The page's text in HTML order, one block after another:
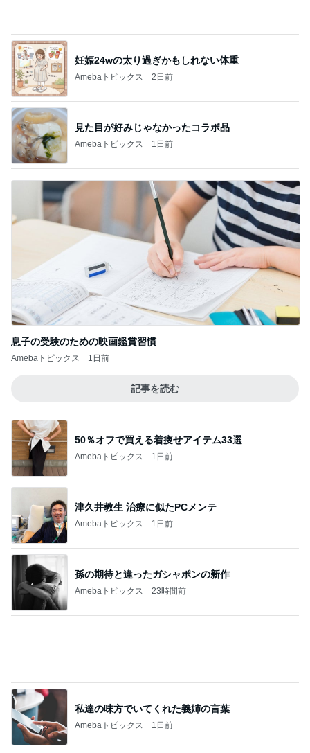
息子の受験のための映画鑑賞習慣
Amebaトピックス
記事を読む
50％オフで買える着痩せアイテム33選
Amebaトピックス 1日前
Amebaトピックス 1日前
孫の期待と違ったガシャポンの新作
Amebaトピックス 23時間前
私達の味方でいてくれた義姉の言葉
Amebaトピックス 1日前